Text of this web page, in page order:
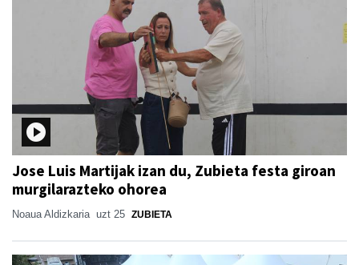
Jose Luis Martijak izan du, Zubieta festa giroan
murgilarazteko ohorea
Noaua Aldizkaria uzt 25 ZUBIETA